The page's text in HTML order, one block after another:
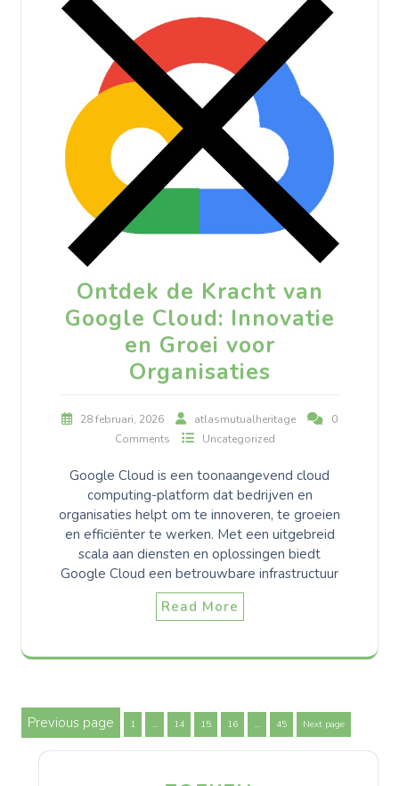
Ontdek de Kracht van
Google Cloud: Innovatie
en Groei voor
Organisaties
28 februari, 2026 atlasmutualheritage
0
Comments
Uncategorized
Google Cloud is een toonaangevend cloud
computing-platform dat bedrijven en
organisaties helpt om te innoveren, te groeien
en efficiënter te werken. Met een uitgebreid
scala aan diensten en oplossingen biedt
Google Cloud een betrouwbare infrastructuur
Read More
Berichten
paginering
Previous page 1 … Page
14 Page
15 Page
16 … Page
45 Next page